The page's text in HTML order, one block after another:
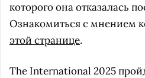
которого она отказалась
Ознакомиться с мнением
этой странице.
The International 2025